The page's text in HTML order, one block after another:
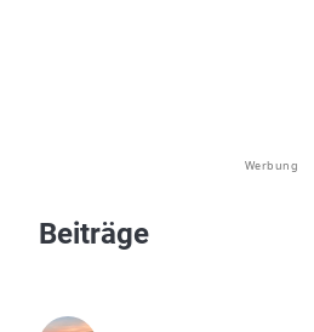
Werbung
Beiträge